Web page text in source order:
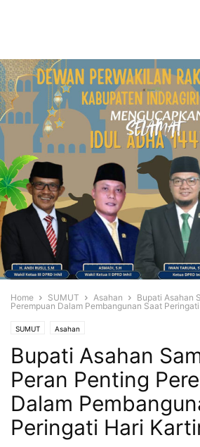
Home SUMUT Asahan
Bupati Asahan
Perempuan Dalam Pembangunan Saat
SUMUT Asahan
Bupati Asahan
Peran Penting
Dalam
Peringati Hari